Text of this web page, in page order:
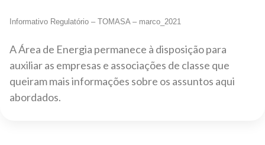
Informativo Regulatório – TOMASA – marco_2021
A Área de Energia permanece à disposição para
auxiliar as empresas e associações de classe que
queiram mais informações sobre os assuntos aqui
abordados.